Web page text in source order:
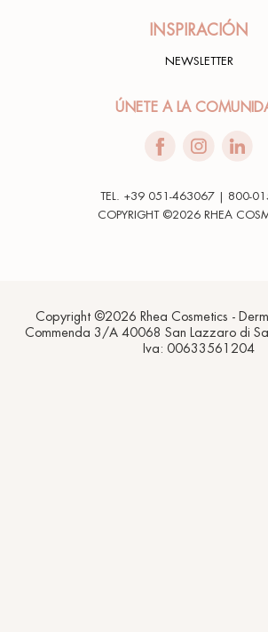
INSPIRACIÓN
NEWSLETTER
ÚNETE A LA
TEL. +39 051-463067 | 800-
COPYRIGHT ©2026 RHEA
Copyright ©2026 Rhea Cosmetics -
Commenda 3/A 40068 San Lazzaro di
Iva: 00633561204